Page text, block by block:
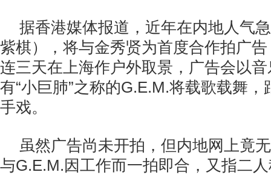
据香港媒体报道，近年在内地人气
紫棋），将与金秀贤为首度合作拍广
连三天在上海作户外取景，广告会以
有“小巨肺”之称的G.E.M.将载歌载舞
手戏。
虽然广告尚未开拍，但内地网上竟
与G.E.M.因工作而一拍即合，又指二